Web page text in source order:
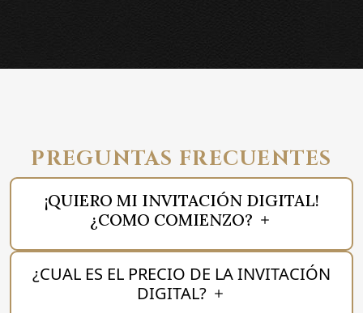
PREGUNTAS FRECUENTES
¡QUIERO MI INVITACIÓN DIGITAL!
¿COMO COMIENZO?
¿CUAL ES EL PRECIO DE LA INVITACIÓN
DIGITAL?